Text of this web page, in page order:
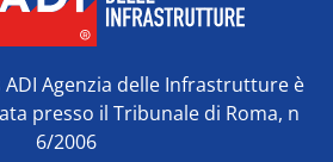
ADI Agenzia delle Infrastrutture è
presso il Tribunale di Roma, n
6/2006